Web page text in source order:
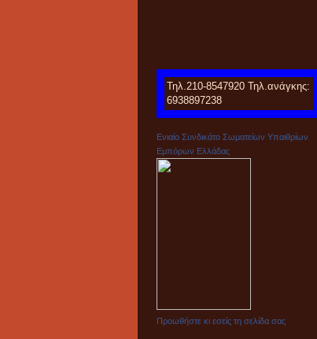
Τηλ.210-8547920 Τηλ.ανάγκης:
6938897238
Ενιαίο Συνδικάτο Σωματείων Υπαιθρίων
Εμπόρων Ελλάδας
Προωθήστε κι εσείς τη σελίδα σας